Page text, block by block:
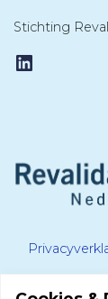
Stichting
LinkedIn